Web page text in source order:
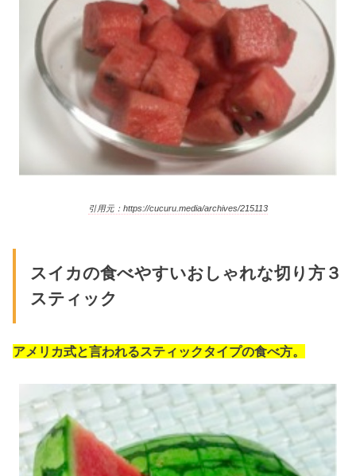
引用元：https://cucuru.media/archives/215113
スイカの食べやすいおしゃれな切り方３
スティック
アメリカ式と言われるスティックタイプの食べ方。